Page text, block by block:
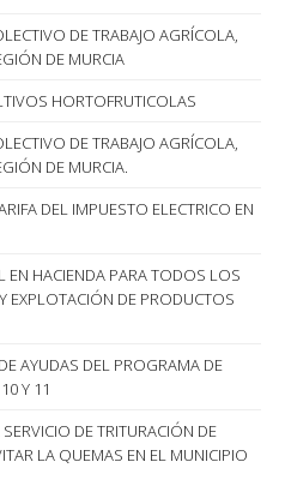
DE TRABAJO AGRÍCOLA,
DE MURCIA
HORTOFRUTICOLAS
DE TRABAJO AGRÍCOLA,
DE MURCIA.
DEL IMPUESTO ELECTRICO EN
EN HACIENDA PARA TODOS LOS
EXPLOTACIÓN DE PRODUCTOS
AYUDAS DEL PROGRAMA DE
Y 11
DE TRITURACIÓN DE
LA QUEMAS EN EL MUNICIPIO